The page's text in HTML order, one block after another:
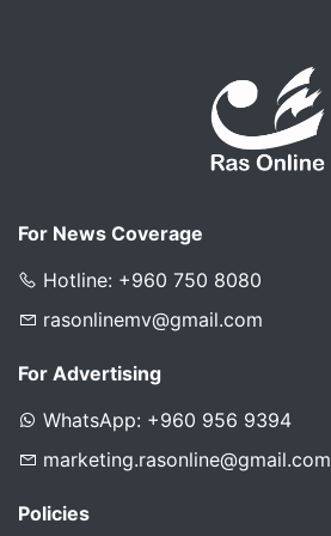
For News Coverage
Hotline: +960 750 8080
rasonlinemv@gmail.com
For Advertising
WhatsApp: +960 956 9394
marketing.rasonline@gmail.com
Policies